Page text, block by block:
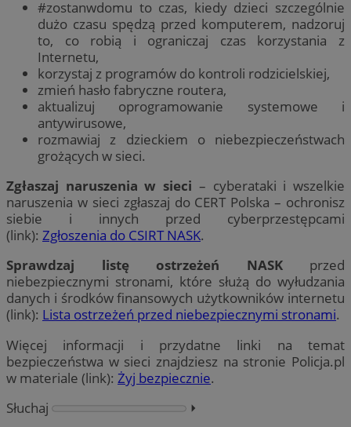
#zostanwdomu to czas, kiedy dzieci szczególnie
dużo czasu spędzą przed komputerem, nadzoruj
to, co robią i ograniczaj czas korzystania z
Internetu,
korzystaj z programów do kontroli rodzicielskiej,
zmień hasło fabryczne routera,
aktualizuj oprogramowanie systemowe i
antywirusowe,
rozmawiaj z dzieckiem o niebezpieczeństwach
grożących w sieci.
Zgłaszaj naruszenia w sieci – cyberataki i wszelkie
naruszenia w sieci zgłaszaj do CERT Polska – ochronisz
siebie i innych przed cyberprzestępcami
(link): Zgłoszenia do CSIRT NASK.
Sprawdzaj listę ostrzeżeń NASKprzed
niebezpiecznymi stronami, które służą do wyłudzania
danych i środków finansowych użytkowników internetu
(link): Lista ostrzeżeń przed niebezpiecznymi stronami.
Więcej informacji i przydatne linki na temat
bezpieczeństwa w sieci znajdziesz na stronie Policja.pl
w materiale (link): Żyj bezpiecznie.
Słuchaj
⏵︎